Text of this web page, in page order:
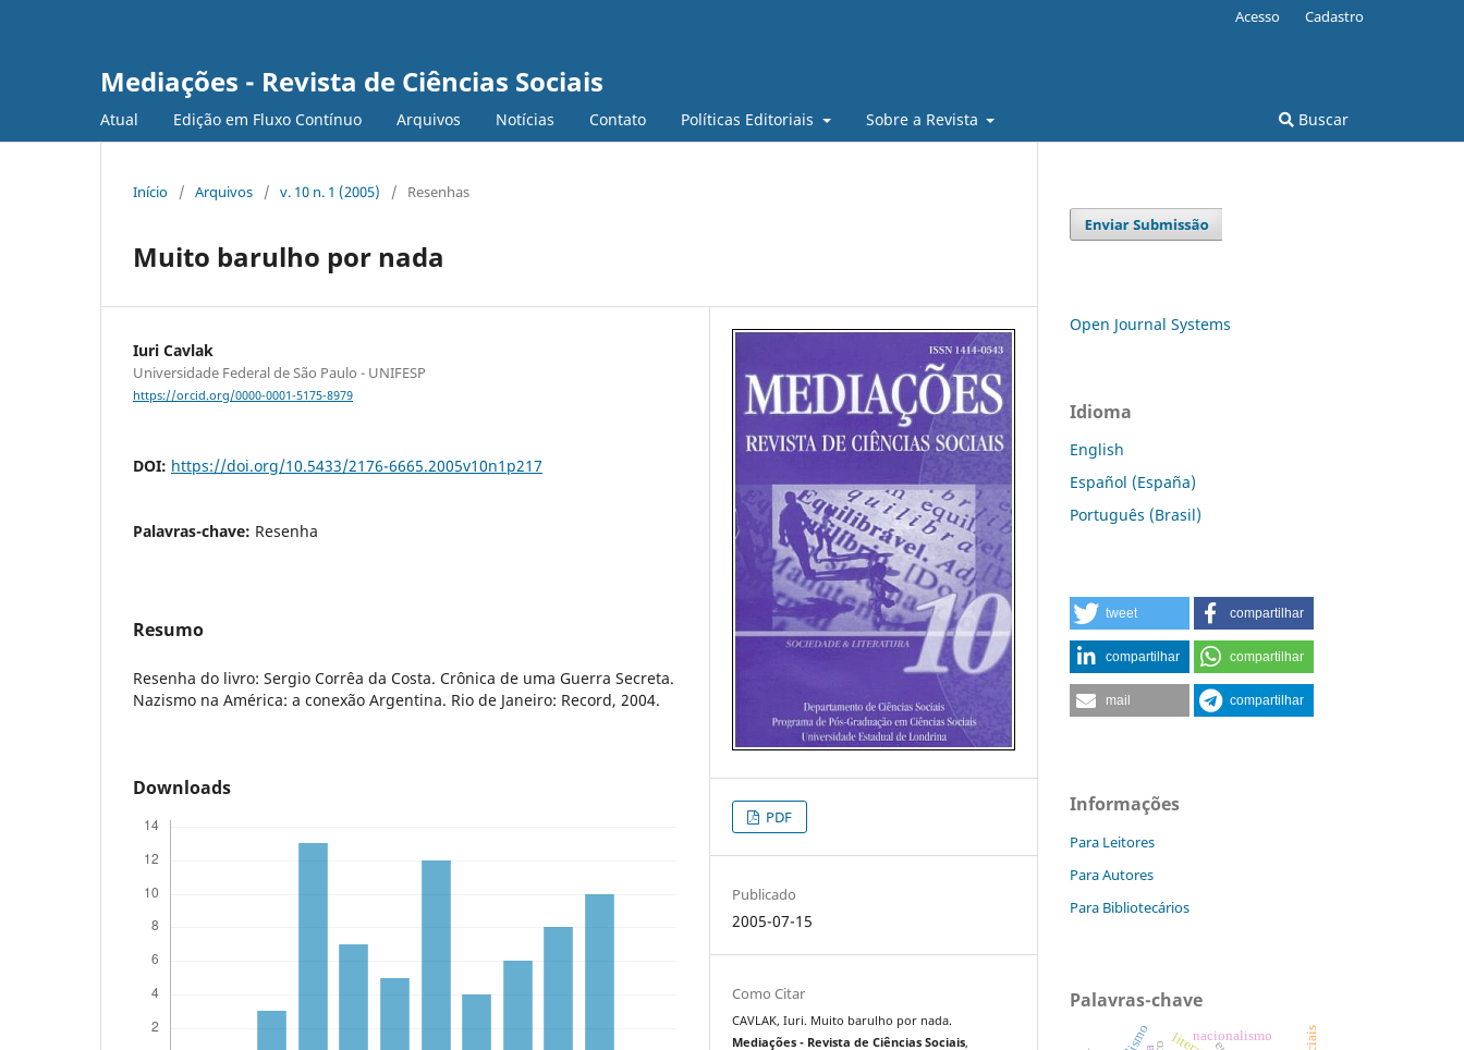
Mediações - Revista de Ciências Sociais
Atual Edição em Fluxo Contínuo Arquivos Notícias Contato Políticas Editoriais Sobre a Revista Buscar
Acesso Cadastro
Início / Arquivos / v. 10 n. 1 (2005) / Resenhas
Muito barulho por nada
Iuri Cavlak
Universidade Federal de São Paulo - UNIFESP
https://orcid.org/0000-0001-5175-8979
DOI: https://doi.org/10.5433/2176-6665.2005v10n1p217
Palavras-chave: Resenha
Resumo
Resenha do livro: Sergio Corrêa da Costa. Crônica de uma Guerra Secreta.
Nazismo na América: a conexão Argentina. Rio de Janeiro: Record, 2004.
Downloads
PDF
Publicado
2005-07-15
Como Citar
CAVLAK, Iuri. Muito barulho por nada.
Mediações - Revista de Ciências Sociais,
Open Journal Systems
Idioma
English
Español (España)
Português (Brasil)
tweet compartilhar
compartilhar compartilhar
mail compartilhar
Informações
Para Leitores
Para Autores
Para Bibliotecários
Palavras-chave
nacionalismo